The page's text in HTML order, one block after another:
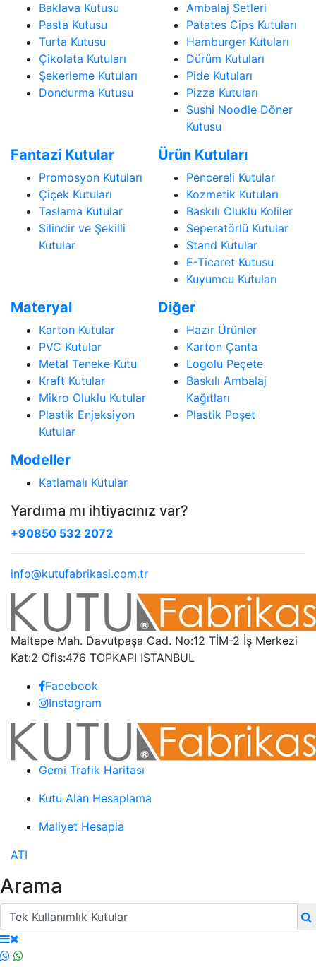
Baklava Kutusu
Pasta Kutusu
Turta Kutusu
Çikolata Kutuları
Şekerleme Kutuları
Dondurma Kutusu
Ambalaj Setleri
Patates Cips Kutuları
Hamburger Kutuları
Dürüm Kutuları
Pide Kutuları
Pizza Kutuları
Sushi Noodle Döner
Kutusu
Fantazi Kutular
Promosyon Kutuları
Çiçek Kutuları
Taslama Kutular
Silindir ve Şekilli
Kutular
Ürün Kutuları
Pencereli Kutular
Kozmetik Kutuları
Baskılı Oluklu Koliler
Seperatörlü Kutular
Stand Kutular
E-Ticaret Kutusu
Kuyumcu Kutuları
Materyal
Karton Kutular
PVC Kutular
Metal Teneke Kutu
Kraft Kutular
Mikro Oluklu Kutular
Plastik Enjeksiyon
Kutular
Diğer
Hazır Ürünler
Karton Çanta
Logolu Peçete
Baskılı Ambalaj
Kağıtları
Plastik Poşet
Modeller
Katlamalı Kutular
Yardıma mı ihtiyacınız var?
+90850 532 2072
info@kutufabrikasi.com.tr
Maltepe Mah. Davutpaşa Cad. No:12 TİM-2 İş Merkezi
Kat:2 Ofis:476 TOPKAPI ISTANBUL
Facebook
Instagram
Gemi Trafik Haritası
Kutu Alan Hesaplama
Maliyet Hesapla
ATI
Arama